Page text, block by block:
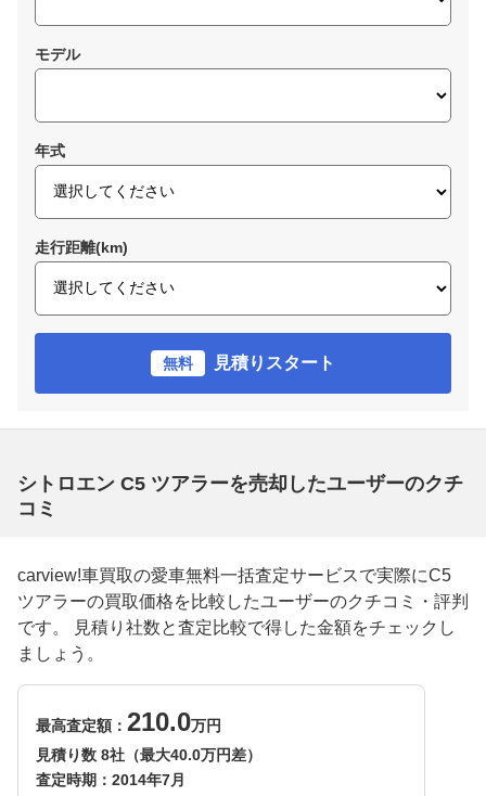
モデル
年式
走行距離(km)
無料 見積りスタート
シトロエン C5 ツアラーを売却したユーザーのクチ
コミ
carview!車買取の愛車無料一括査定サービスで実際にC5
ツアラーの買取価格を比較したユーザーのクチコミ・評判
です。 見積り社数と査定比較で得した金額をチェックし
ましょう。
最高査定額： 210.0万円
見積り数 8社（最大40.0万円差）
査定時期： 2014年7月